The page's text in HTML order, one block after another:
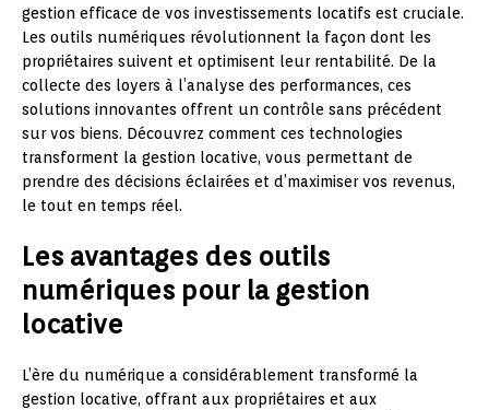
gestion efficace de vos investissements locatifs est cruciale.
Les outils numériques révolutionnent la façon dont les
propriétaires suivent et optimisent leur rentabilité. De la
collecte des loyers à l’analyse des performances, ces
solutions innovantes offrent un contrôle sans précédent
sur vos biens. Découvrez comment ces technologies
transforment la gestion locative, vous permettant de
prendre des décisions éclairées et d’maximiser vos revenus,
le tout en temps réel.
Les avantages des outils
numériques pour la gestion
locative
L’ère du numérique a considérablement transformé la
gestion locative, offrant aux propriétaires et aux